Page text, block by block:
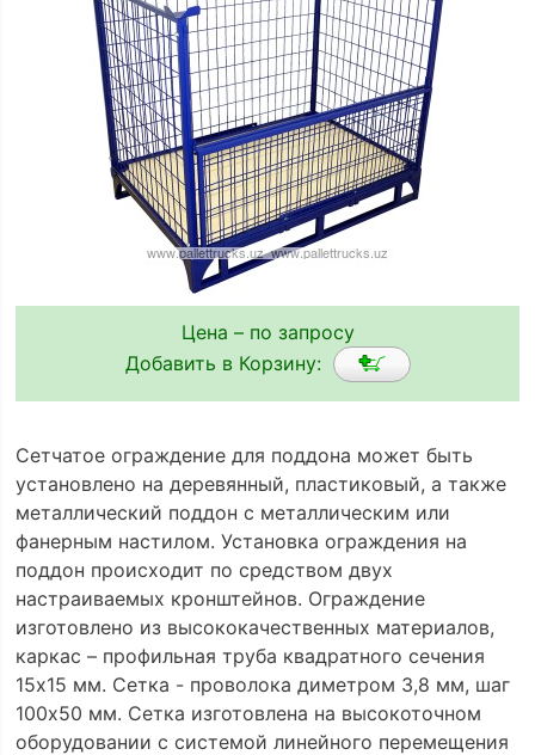
Цена – по запросу
Добавить в Корзину:
Сетчатое ограждение для поддона может быть
установлено на деревянный, пластиковый, а также
металлический поддон с металлическим или
фанерным настилом. Установка ограждения на
поддон происходит по средством двух
настраиваемых кронштейнов. Ограждение
изготовлено из высококачественных материалов,
каркас – профильная труба квадратного сечения
15х15 мм. Сетка - проволока диметром 3,8 мм, шаг
100х50 мм. Сетка изготовлена на высокоточном
оборудовании с системой линейного перемещения